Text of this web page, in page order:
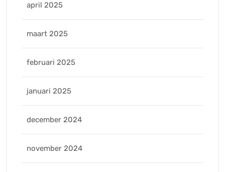
april 2025
maart 2025
februari 2025
januari 2025
december 2024
november 2024